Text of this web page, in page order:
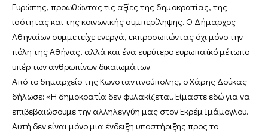
Ευρώπης, προωθώντας τις αξίες της δημοκρατίας, της
ισότητας και της κοινωνικής συμπερίληψης. Ο Δήμαρχος
Αθηναίων συμμετείχε ενεργά, εκπροσωπώντας όχι μόνο την
πόλη της Αθήνας, αλλά και ένα ευρύτερο ευρωπαϊκό μέτωπο
υπέρ των ανθρωπίνων δικαιωμάτων.
Από το δημαρχείο της Κωνσταντινούπολης, ο Χάρης Δούκας
δήλωσε: «Η δημοκρατία δεν φυλακίζεται. Είμαστε εδώ για να
επιβεβαιώσουμε την αλληλεγγύη μας στον Εκρέμ Ιμάμογλου.
Αυτή δεν είναι μόνο μια ένδειξη υποστήριξης προς το